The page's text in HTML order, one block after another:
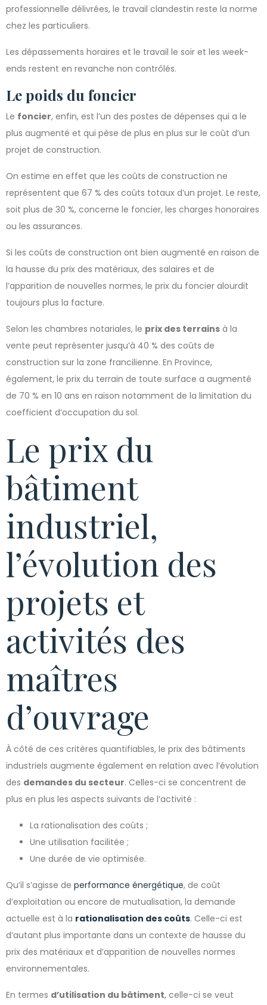
professionnelle délivrées, le travail clandestin reste la norme
chez les particuliers.
Les dépassements horaires et le travail le soir et les week-
ends restent en revanche non contrôlés.
Le poids du foncier
Le foncier, enfin, est l’un des postes de dépenses qui a le
plus augmenté et qui pèse de plus en plus sur le coût d’un
projet de construction.
On estime en effet que les coûts de construction ne
représentent que 67 % des coûts totaux d’un projet. Le reste,
soit plus de 30 %, concerne le foncier, les charges honoraires
ou les assurances.
Si les coûts de construction ont bien augmenté en raison de
la hausse du prix des matériaux, des salaires et de
l’apparition de nouvelles normes, le prix du foncier alourdit
toujours plus la facture.
Selon les chambres notariales, le prix des terrains à la
vente peut représenter jusqu’à 40 % des coûts de
construction sur la zone francilienne. En Province,
également, le prix du terrain de toute surface a augmenté
de 70 % en 10 ans en raison notamment de la limitation du
coefficient d’occupation du sol.
Le prix du
bâtiment
industriel,
l’évolution des
projets et
activités des
maîtres
d’ouvrage
À côté de ces critères quantifiables, le prix des bâtiments
industriels augmente également en relation avec l’évolution
des demandes du secteur. Celles-ci se concentrent de
plus en plus les aspects suivants de l’activité :
La rationalisation des coûts ;
Une utilisation facilitée ;
Une durée de vie optimisée.
Qu’il s’agisse de performance énergétique, de coût
d’exploitation ou encore de mutualisation, la demande
actuelle est à la rationalisation des coûts. Celle-ci est
d’autant plus importante dans un contexte de hausse du
prix des matériaux et d’apparition de nouvelles normes
environnementales.
En termes d’utilisation du bâtiment, celle-ci se veut